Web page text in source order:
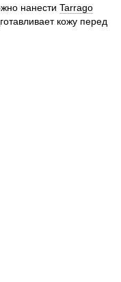
нанести Tarrago
кожу перед